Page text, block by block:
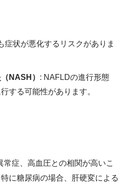
症状が悪化するリスクがありま
NASH） : NAFLDの進行形態
する可能性があります。
常症、高血圧との相関が高いこ
に糖尿病の場合、肝硬変による